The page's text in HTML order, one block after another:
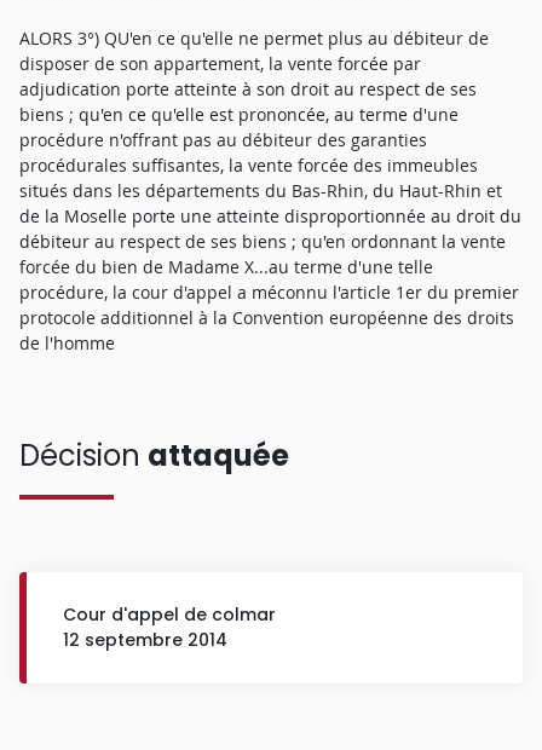
ALORS 3°) QU'en ce qu'elle ne permet plus au débiteur de
disposer de son appartement, la vente forcée par
adjudication porte atteinte à son droit au respect de ses
biens ; qu'en ce qu'elle est prononcée, au terme d'une
procédure n'offrant pas au débiteur des garanties
procédurales suffisantes, la vente forcée des immeubles
situés dans les départements du Bas-Rhin, du Haut-Rhin et
de la Moselle porte une atteinte disproportionnée au droit du
débiteur au respect de ses biens ; qu'en ordonnant la vente
forcée du bien de Madame X...au terme d'une telle
procédure, la cour d'appel a méconnu l'article 1er du premier
protocole additionnel à la Convention européenne des droits
de l'homme
Décision attaquée
Cour d'appel de colmar
12 septembre 2014